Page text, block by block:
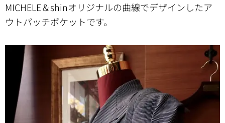
MICHELE＆shinオリジナルの曲線でデザインしたア
ウトパッチポケットです。